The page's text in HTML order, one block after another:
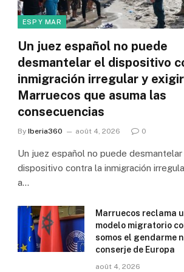
ESP Y MAR
Un juez español no puede
desmantelar el dispositivo
inmigración irregular y
Marruecos que asuma las
consecuencias
By Iberia360 août 4, 2026 0
Un juez español no puede desmantelar
dispositivo contra la inmigración
a…
Marruecos reclama
modelo migratorio
somos el gendarme
conserje de Europa
août 4, 2026